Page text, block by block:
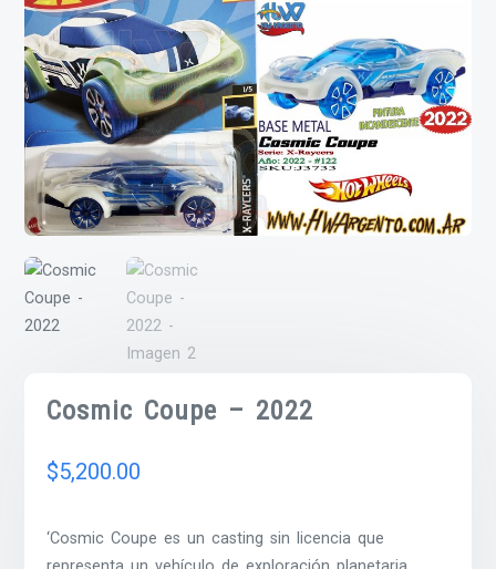
Cosmic Coupe – 2022
$5,200.00
‘Cosmic Coupe es un casting sin licencia que